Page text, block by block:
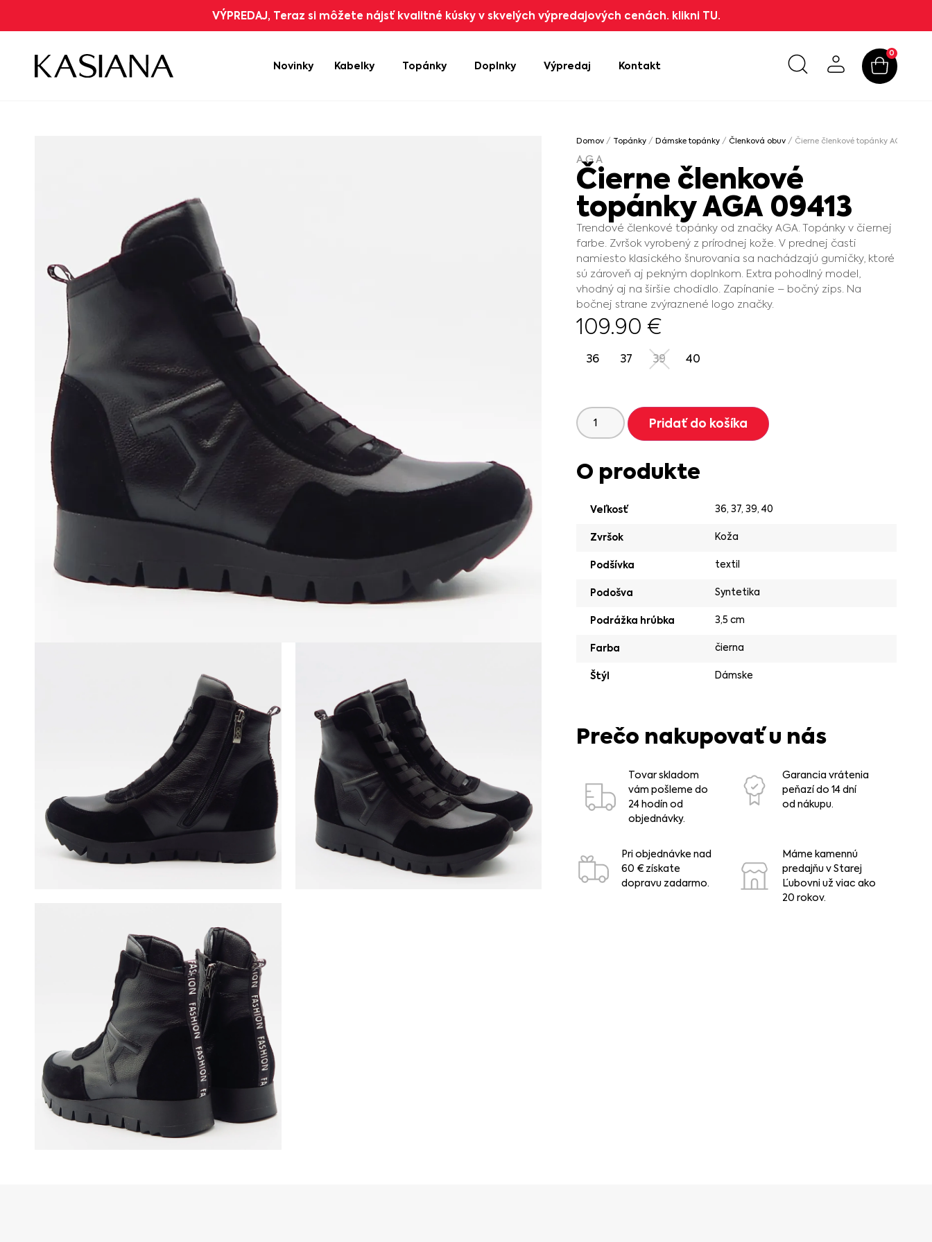
VÝPREDAJ, Teraz si môžete nájsť kvalitné kúsky v skvelých výpredajových cenách. klikni TU.
Novinky Kabelky Topánky Doplnky Výpredaj Kontakt
0
Domov / Topánky /Dámske topánky / Členková obuv / Čierne členkové topánky AGA 09413
AGA
Čierne členkové
topánky AGA 09413
Trendové členkové topánky od značky AGA. Topánky v čiernej
farbe. Zvršok vyrobený z prírodnej kože. V prednej časti
namiesto klasického šnurovania sa nachádzajú gumičky, ktoré
sú zároveň aj pekným doplnkom. Extra pohodlný model,
vhodný aj na širšie chodidlo. Zapínanie – bočný zips. Na
bočnej strane zvýraznené logo značky.
109.90€
36 37 39 40
Pridať do košíka
O produkte
Veľkosť 36,37,39,40
Zvršok Koža
Podšívka textil
Podošva Syntetika
Podrážka hrúbka 3,5 cm
Farba čierna
Štýl Dámske
Prečo nakupovať u nás
Tovar skladom
vám pošleme do
24 hodín od
objednávky.
Garancia vrátenia
peňazí do 14 dní
od nákupu.
Pri objednávke nad
60 € získate
dopravu zadarmo.
Máme kamennú
predajňu v Starej
Ľubovni už viac ako
20 rokov.